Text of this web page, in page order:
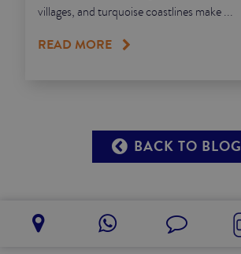
villages, and turquoise coastlines make ...
READ MORE
BACK TO BLOG